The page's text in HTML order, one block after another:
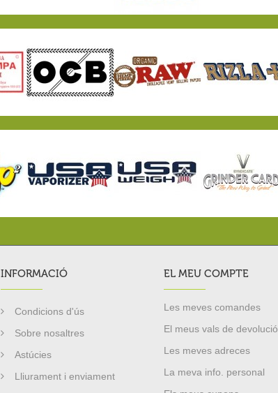
INFORMACIÓ
Condicions d'ús
Sobre nosaltres
Astúcies
Lliurament i enviament
EL MEU COMPTE
Les meves comandes
El meus vals de devolució
Les meves adreces
La meva info. personal